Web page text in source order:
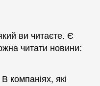
ви читаєте. Є
читати новини:
компаніях, які